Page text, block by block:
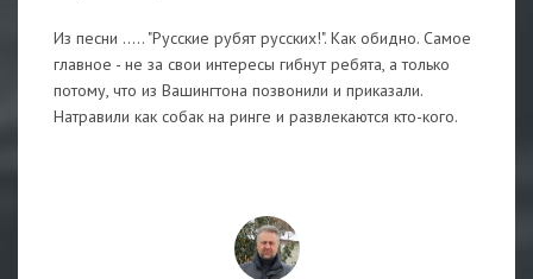
Из песни ..... "Русские рубят русских!". Как обидно. Самое
главное - не за свои интересы гибнут ребята, а только
потому, что из Вашингтона позвонили и приказали.
Натравили как собак на ринге и развлекаются кто-кого.